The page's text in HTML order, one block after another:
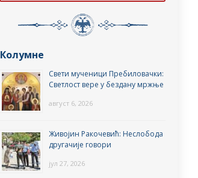
Колумне
Свети мученици Пребиловачки:
Светлост вере у бездану мржње
август 6, 2026
Живојин Ракочевић: Неслобода
другачије говори
јул 27, 2026